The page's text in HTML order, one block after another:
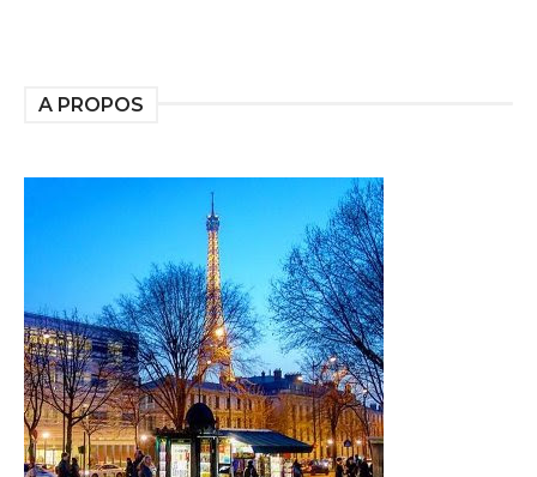
A PROPOS